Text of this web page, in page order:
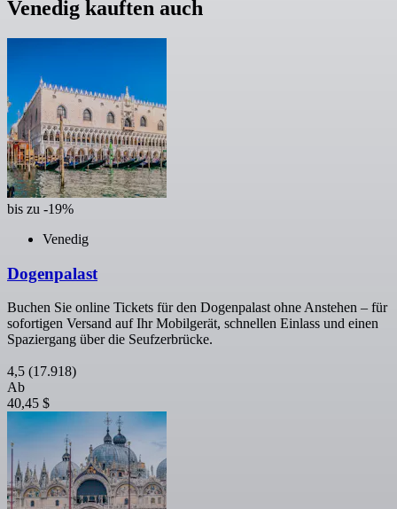
Venedig kauften auch
bis zu -19%
Venedig
Dogenpalast
Buchen Sie online Tickets für den Dogenpalast ohne Anstehen – für
sofortigen Versand auf Ihr Mobilgerät, schnellen Einlass und einen
Spaziergang über die Seufzerbrücke.
4,5 (17.918)
Ab
40,45 $